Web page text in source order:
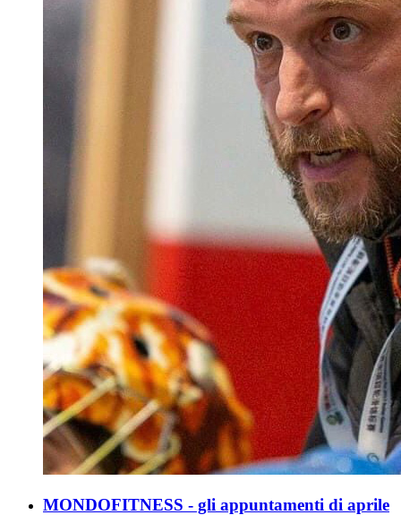
MONDOFITNESS - gli appuntamenti di aprile